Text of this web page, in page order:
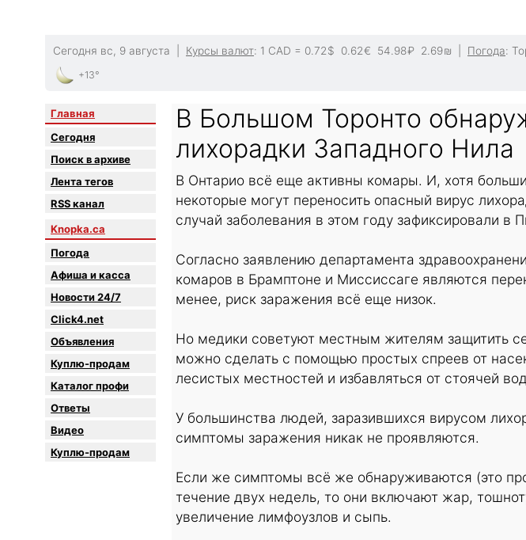
Сегодня вс, 9 августа | Курсы валют: 1 CAD = 0.72$ 0.62€ 54.98₽ 2.69₪ Погода:
+13°
Главная
Сегодня
Поиск в архиве
Лента тегов
RSS канал
Knopka.ca
Погода
Афиша и касса
Новости 24/7
Click4.net
Объявления
Куплю-продам
Каталог профи
Oтветы
Видео
Куплю-продам
В Большом Торонто
лихорадки Западного Нила
В Онтарио всё еще активны комары. И, хотя
некоторые могут переносить опасный вирус
случай заболевания в этом году зафиксировали в
Согласно заявлению департамента
комаров в Брамптоне и Миссиссаге являются
менее, риск заражения всё еще низок.
Но медики советуют местным жителям защитить
можно сделать с помощью простых спреев от
лесистых местностей и избавляться от стоячей
У большинства людей, заразившихся вирусом
симптомы заражения никак не проявляются.
Если же симптомы всё же обнаруживаются (это
течение двух недель, то они включают жар,
увеличение лимфоузлов и сыпь.